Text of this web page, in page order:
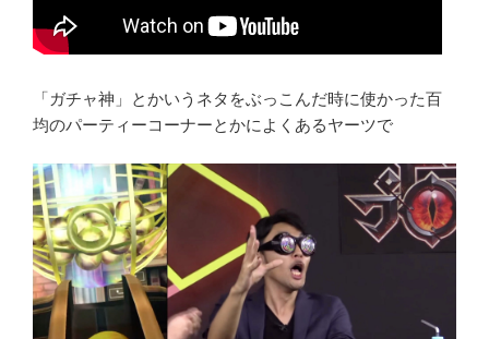
「ガチャ神」とかいうネタをぶっこんだ時に使かった百
均のパーティーコーナーとかによくあるヤーツで